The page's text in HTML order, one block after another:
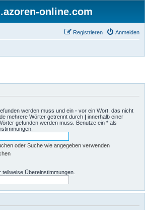
online.com
Anmelden
Registrieren
werden muss und ein - vor ein Wort, das nicht
mehrere Wörter getrennt durch | innerhalb einer
gefunden werden muss. Benutze ein * als
oder Suche wie angegeben verwenden
Übereinstimmungen.